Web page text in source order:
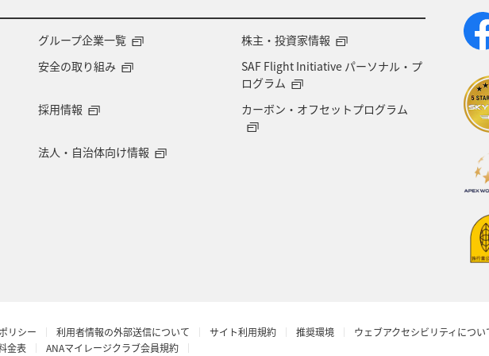
グループ企業一覧
株主・投資家情報
安全の取り組み
SAF Flight Initiative パーソナル・プ
ログラム
採用情報 カーボン・オフセットプログラム
法人・自治体向け情報
リシー 利用者情報の外部送信について サイト利用規約 推奨環境
ウェブアクセシビリティについ
金表
ANAマイレージクラブ会員規約